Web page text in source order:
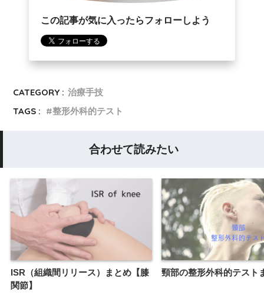
この記事が気に入ったらフォローしよう
CATEGORY : 治療手技
TAGS :
整形外科的テスト
合わせて読みたい
ISR（組織間リリース）まとめ【膝
関節】
頸部の整形外科的テスト